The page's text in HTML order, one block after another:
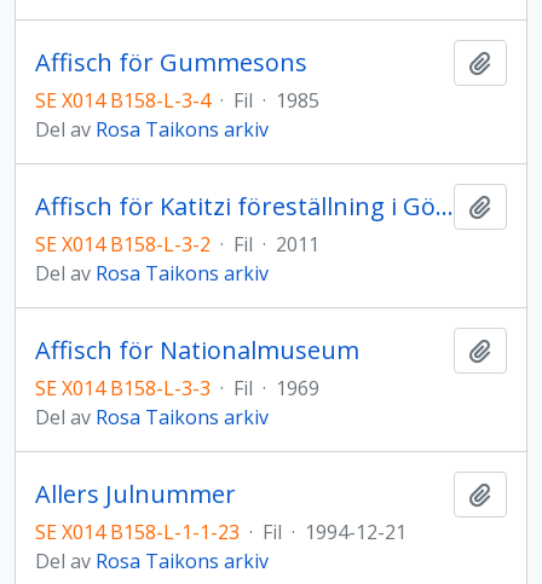
Affisch för Gummesons
SE X014 B158-L-3-4 · Fil · 1985
Del av Rosa Taikons arkiv
Affisch för Katitzi föreställning i Göteborg
SE X014 B158-L-3-2 · Fil · 2011
Del av Rosa Taikons arkiv
Affisch för Nationalmuseum
SE X014 B158-L-3-3 · Fil · 1969
Del av Rosa Taikons arkiv
Allers Julnummer
SE X014 B158-L-1-1-23 · Fil · 1994-12-21
Del av Rosa Taikons arkiv